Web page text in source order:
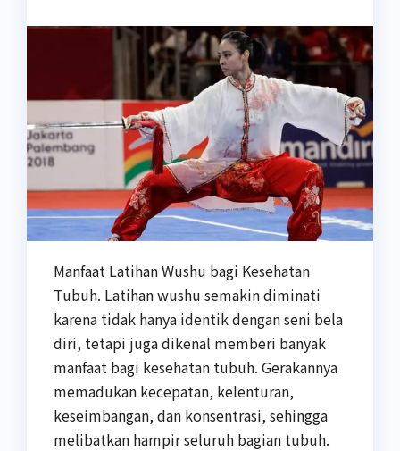
Manfaat Latihan Wushu bagi Kesehatan
Tubuh. Latihan wushu semakin diminati
karena tidak hanya identik dengan seni bela
diri, tetapi juga dikenal memberi banyak
manfaat bagi kesehatan tubuh. Gerakannya
memadukan kecepatan, kelenturan,
keseimbangan, dan konsentrasi, sehingga
melibatkan hampir seluruh bagian tubuh.